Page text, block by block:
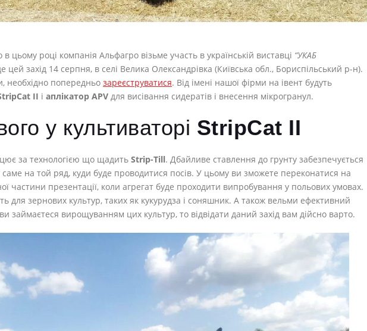
цьому році компанія Альфагро візьме участь в українській виставці “УКАБ
цей захід 14 серпня, в селі Велика Олександрівка (Київська обл., Бориспільський р-н).
необхідно попередньо зареєструватися. Від імені нашої фірми на івент будуть
II і аплікатор APV для висівання сидератів і внесення мікрогранул.
у культиваторі StripCat II
за технологією що щадить Strip-Till. Дбайливе ставлення до грунту забезпечується
на той ряд, куди буде проводитися посів. У цьому ви зможете переконатися на
частини презентації, коли агрегат буде проходити випробування у польових умовах.
для зернових культур, таких як кукурудза і соняшник. А також вельми ефективний
займаєтеся вирощуванням цих культур, то відвідати даний захід вам дійсно варто.